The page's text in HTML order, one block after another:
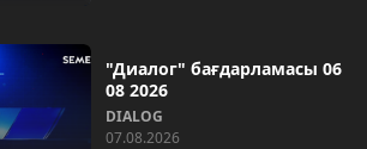
"Диалог" бағдарламасы 06
08 2026
DIALOG
07.08.2026